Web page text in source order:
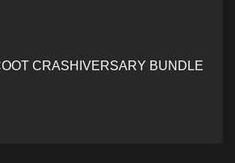
CRASHIVERSARY BUNDLE